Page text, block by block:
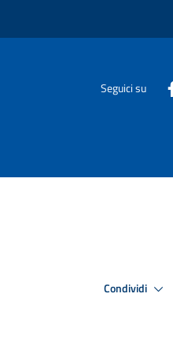
Seguici su
Condividi